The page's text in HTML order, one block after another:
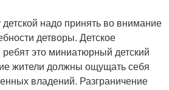
надо принять во внимание
детворы. Детское
это миниатюрный детский
жители должны ощущать себя
владений. Разграничение